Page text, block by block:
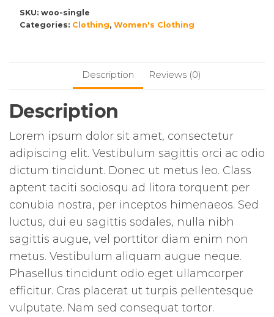
SKU: woo-single
Categories: Clothing, Women's Clothing
Description Reviews (0)
Description
Lorem ipsum dolor sit amet, consectetur
adipiscing elit. Vestibulum sagittis orci ac odio
dictum tincidunt. Donec ut metus leo. Class
aptent taciti sociosqu ad litora torquent per
conubia nostra, per inceptos himenaeos. Sed
luctus, dui eu sagittis sodales, nulla nibh
sagittis augue, vel porttitor diam enim non
metus. Vestibulum aliquam augue neque.
Phasellus tincidunt odio eget ullamcorper
efficitur. Cras placerat ut turpis pellentesque
vulputate. Nam sed consequat tortor.